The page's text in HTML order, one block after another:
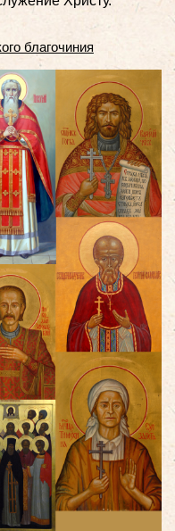
благочиния